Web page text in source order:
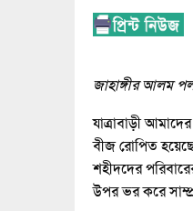
জাহাঙ্গীর আলম
যাত্রাবাড়ী
বীজ রোপিত
শহীদদের
উপর ভর করে